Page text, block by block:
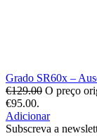
Grado SR60x –
€129.00 O preço
€95.00.
Adicionar
Subscreva a